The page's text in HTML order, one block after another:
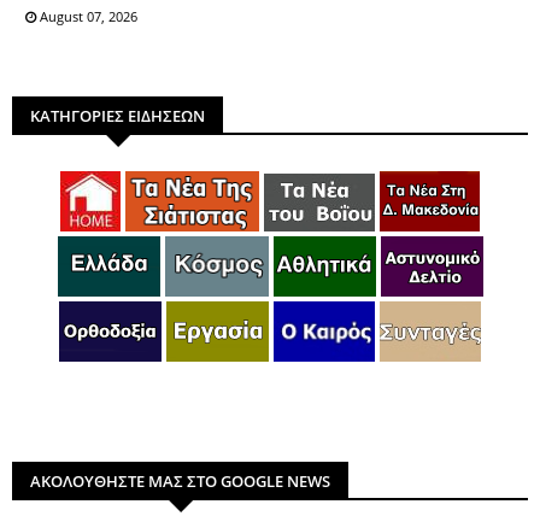
August 07, 2026
ΚΑΤΗΓΟΡΙΕΣ ΕΙΔΗΣΕΩΝ
ΑΚΟΛΟΥΘΗΣΤΕ ΜΑΣ ΣΤΟ GOOGLE NEWS